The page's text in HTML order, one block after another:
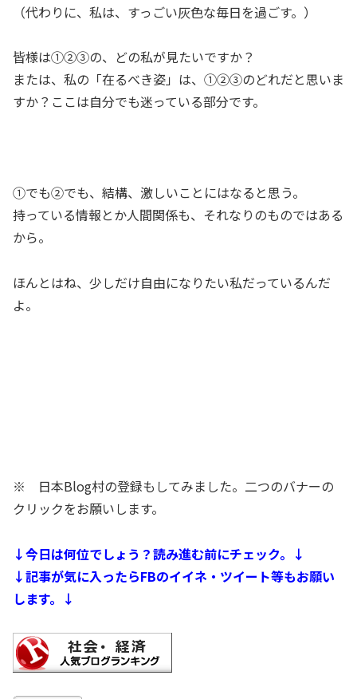
（代わりに、私は、すっごい灰色な毎日を過ごす。）
皆様は①②③の、どの私が見たいですか？
または、私の「在るべき姿」は、①②③のどれだと思いま
すか？ここは自分でも迷っている部分です。
①でも②でも、結構、激しいことにはなると思う。
持っている情報とか人間関係も、それなりのものではある
から。
ほんとはね、少しだけ自由になりたい私だっているんだ
よ。
※ 日本Blog村の登録もしてみました。二つのバナーの
クリックをお願いします。
↓今日は何位でしょう？読み進む前にチェック。↓
↓記事が気に入ったらFBのイイネ・ツイート等もお願い
します。↓